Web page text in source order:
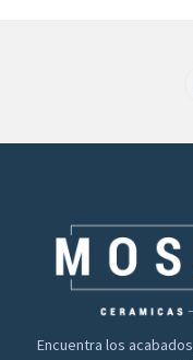
Encuentra los